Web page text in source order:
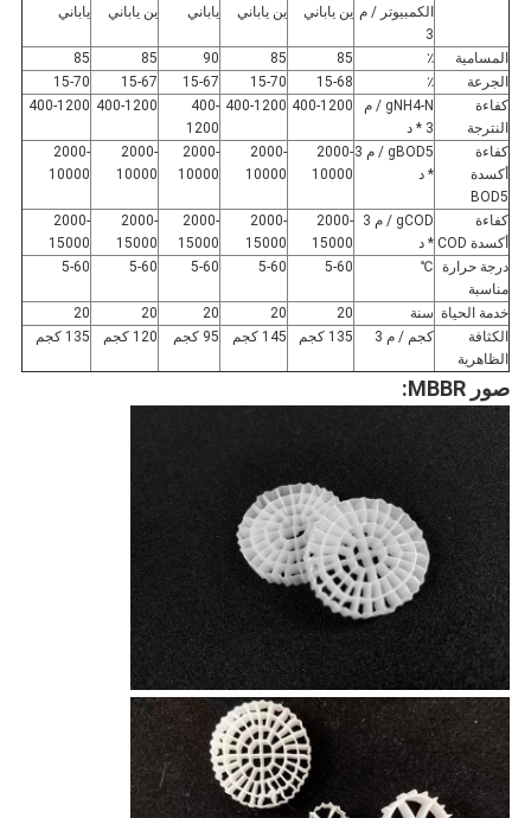
الكمبيوتر / م
3
ين ياباني
ين ياباني
ياباني
ين ياباني
ياباني
المسامية ٪ 85
85
90
85
85
الجرعة
٪ 15-68
15-70
15-67
15-67
15-70
كفاءة
النترجة
gNH4-N / م
3 * د
400-1200
400-1200
400-
1200
400-1200
400-1200
كفاءة
أكسدة
BOD5
gBOD5 / م 3
* د
2000-
10000
2000-
10000
2000-
10000
2000-
10000
2000-
10000
كفاءة
أكسدة COD
gCOD / م 3
* د
2000-
15000
2000-
15000
2000-
15000
2000-
15000
2000-
15000
درجة حرارة
مناسبة
℃
5-60
5-60
5-60
5-60
5-60
خدمة الحياة سنة 20
20
20
20
20
الكثافة
الظاهرية
كجم / م 3 135 كجم 145 كجم 95 كجم 120 كجم 135 كجم
صور MBBR: